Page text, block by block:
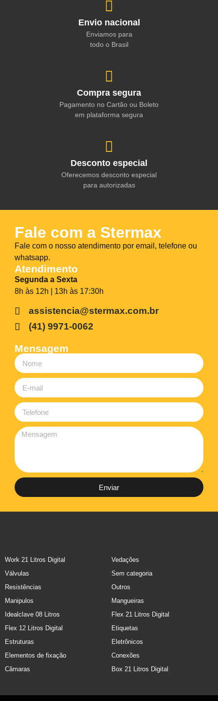
Envio nacional
Enviamos para
todo o Brasil
Compra segura
Pagamento no Cartão ou Boleto
em plataforma segura
Desconto especial
Oferecemos desconto especial
para autorizadas
Fale com a Stermax
Fale com o nosso atendimento por email, telefone ou
whatsapp.
Atendimento
Segunda a Sexta
8h às 12h | 13h às 17:30h
assistencia@stermax.com.br
(41) 9971-0062
Mensagem
Enviar
Work 21 Litros Digital
Vedações
Válvulas
Sem categoria
Resistências
Outros
Manipulos
Mangueiras
Idealclave 08 Litros
Flex 21 Litros Digital
Flex 12 Litros Digital
Etiquetas
Estruturas
Eletrônicos
Elementos de fixação
Conexões
Câmaras
Box 21 Litros Digital